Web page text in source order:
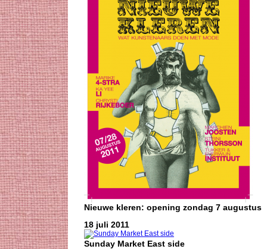
Nieuwe kleren: opening zondag 7 augustus
18 juli 2011
Sunday Market East side